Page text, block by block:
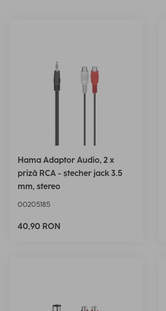
Hama Adaptor Audio, 2 x
priză RCA - ștecher jack 3.5
mm, stereo
00205185
40,90 RON